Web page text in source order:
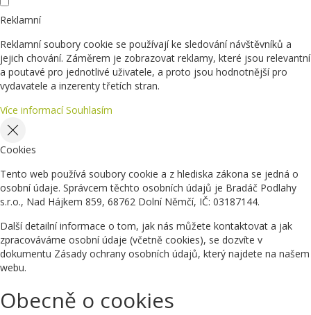
Reklamní
Reklamní soubory cookie se používají ke sledování návštěvníků a
jejich chování. Záměrem je zobrazovat reklamy, které jsou relevantní
a poutavé pro jednotlivé uživatele, a proto jsou hodnotnější pro
vydavatele a inzerenty třetích stran.
Více informací Souhlasím
Cookies
Tento web používá soubory cookie a z hlediska zákona se jedná o
osobní údaje. Správcem těchto osobních údajů je Bradáč Podlahy
s.r.o., Nad Hájkem 859, 68762 Dolní Němčí, IČ: 03187144.
Další detailní informace o tom, jak nás můžete kontaktovat a jak
zpracováváme osobní údaje (včetně cookies), se dozvíte v
dokumentu Zásady ochrany osobních údajů, který najdete na našem
webu.
Obecně o cookies